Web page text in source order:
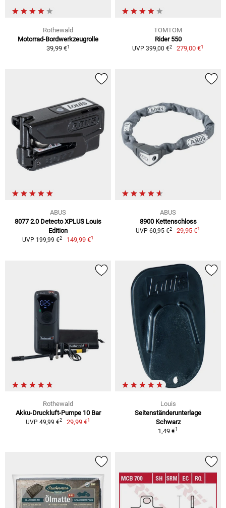
Rothewald
Motorrad-Bordwerkzeugrolle
39,99 €1
TOMTOM
Rider 550
UVP 399,00 €2 279,00 €1
ABUS
8077 2.0 Detecto XPLUS Louis
Edition
UVP 199,99 €2 149,99 €1
ABUS
8900 Kettenschloss
UVP 60,95 €2 29,95 €1
Rothewald
Akku-Druckluft-Pumpe 10 Bar
UVP 49,99 €2 29,99 €1
Louis
Seitenständerunterlage
Schwarz
1,49 €1